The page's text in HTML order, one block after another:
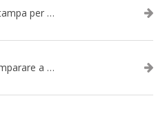
SPEAK TIPS | La rassegna stampa per migliorare l’inglese - marzo 2026
Speak Elevator Pitch: come imparare a gestire una presentazione in inglese